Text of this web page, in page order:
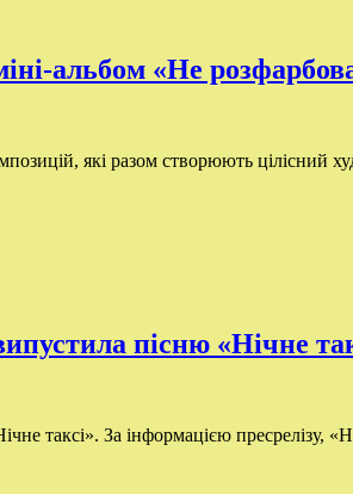
альбом «Не
які разом створюють цілісний
пісню «Нічне
таксі». За інформацією пресрелізу,